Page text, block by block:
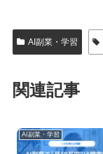
AI副業・学習
関連記事
AI副業・学習